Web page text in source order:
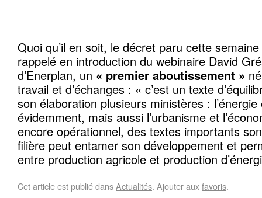
Quoi qu’il en soit, le décret paru cette
rappelé en introduction du webinaire David
d’Enerplan, un « premier aboutissement »
travail et d’échanges : « c’est un texte
son élaboration plusieurs ministères : l’énergie
évidemment, mais aussi l’urbanisme et
encore opérationnel, des textes importants
filière peut entamer son développement et
entre production agricole et production
Cet article est publié dansActualités. Ajouter auxfavoris.